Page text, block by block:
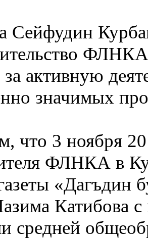
Сейфудин
активную
значимых
что 3 ноября
ФЛНКА в
«Дагъдин
Катибова
средней